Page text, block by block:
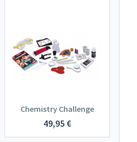
Chemistry Challenge
49,95 €